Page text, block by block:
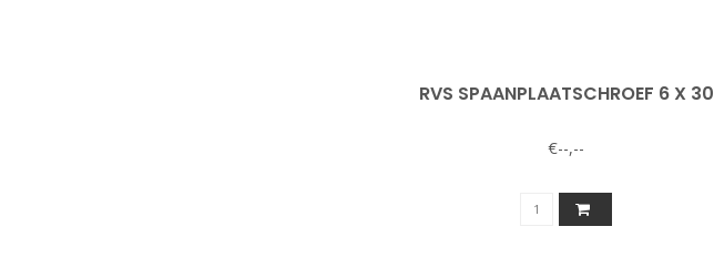
RVS SPAANPLAATSCHROEF 6 X 30
€--,--